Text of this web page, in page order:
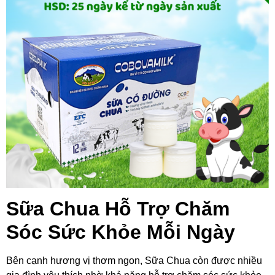
Sữa Chua Hỗ Trợ Chăm
Sóc Sức Khỏe Mỗi Ngày
Bên cạnh hương vị thơm ngon, Sữa Chua còn được nhiều